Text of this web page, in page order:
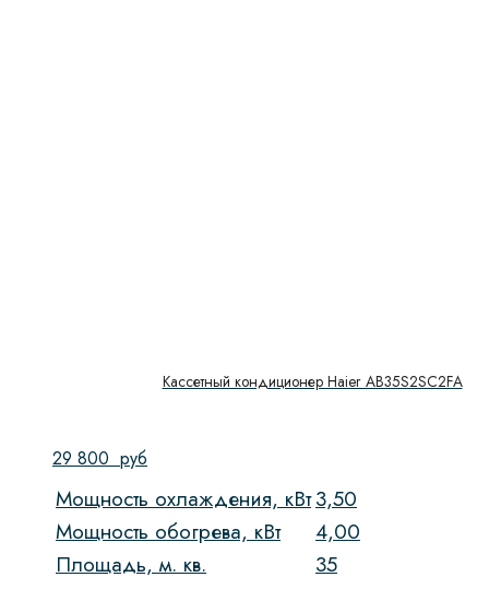
Кассетный кондиционер Haier AB35S2SC2FA
29 800 руб
Мощность охлаждения, кВт3,50
Мощность обогрева, кВт
4,00
Площадь, м. кв.
35